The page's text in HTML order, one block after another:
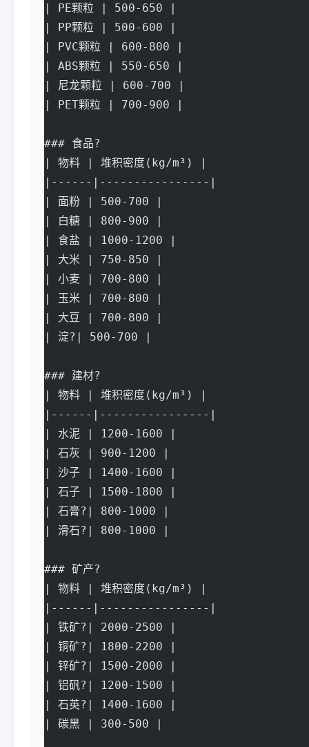
| PE颗粒 | 500-650 |
| PP颗粒 | 500-600 |
| PVC颗粒 | 600-800 |
| ABS颗粒 | 550-650 |
| 尼龙颗粒 | 600-700 |
| PET颗粒 | 700-900 |
### 食品?
| 物料 | 堆积密度(kg/m³) |
|------|----------------|
| 面粉 | 500-700 |
| 白糖 | 800-900 |
| 食盐 | 1000-1200 |
| 大米 | 750-850 |
| 小麦 | 700-800 |
| 玉米 | 700-800 |
| 大豆 | 700-800 |
| 淀?| 500-700 |
### 建材?
| 物料 | 堆积密度(kg/m³) |
|------|----------------|
| 水泥 | 1200-1600 |
| 石灰 | 900-1200 |
| 沙子 | 1400-1600 |
| 石子 | 1500-1800 |
| 石膏?| 800-1000 |
| 滑石?| 800-1000 |
### 矿产?
| 物料 | 堆积密度(kg/m³) |
|------|----------------|
| 铁矿?| 2000-2500 |
| 铜矿?| 1800-2200 |
| 锌矿?| 1500-2000 |
| 铝矾?| 1200-1500 |
| 石英?| 1400-1600 |
| 碳黑 | 300-500 |